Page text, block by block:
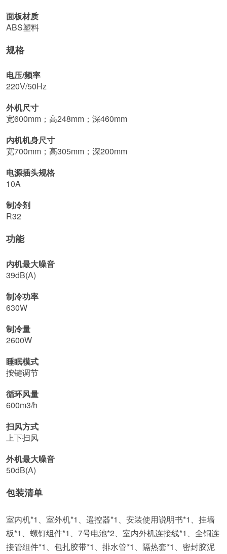
面板材质
ABS塑料
规格
电压/频率
220V/50Hz
外机尺寸
宽600mm；高248mm；深460mm
内机机身尺寸
宽700mm；高305mm；深200mm
电源插头规格
10A
制冷剂
R32
功能
内机最大噪音
39dB(A)
制冷功率
630W
制冷量
2600W
睡眠模式
按键调节
循环风量
600m3/h
扫风方式
上下扫风
外机最大噪音
50dB(A)
包装清单
室内机*1、室外机*1、遥控器*1、安装使用说明书*1、挂墙
板*1、螺钉组件*1、7号电池*2、室内外机连接线*1、全铜连
接管组件*1、包扎胶带*1、排水管*1、隔热套*1、密封胶泥